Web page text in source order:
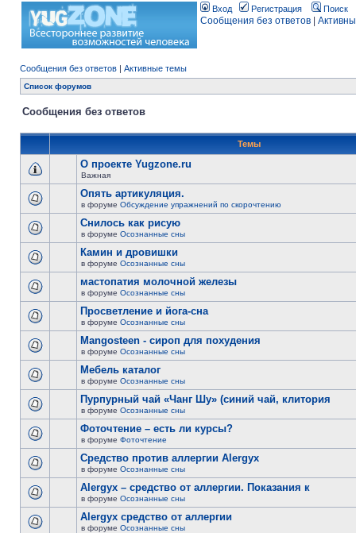
Вход Регистрация Поиск
Сообщения без ответов
Сообщения без ответов | Активные темы
Список форумов
Сообщения без ответов
Темы
О проекте Yugzone.ru
Важная
Опять артикуляция.
в форуме Обсуждение упражнений по скорочтению
Снилось как рисую
в форуме Осознанные сны
Камин и дровишки
в форуме Осознанные сны
мастопатия молочной железы
в форуме Осознанные сны
Просветление и йога-сна
в форуме Осознанные сны
Mangosteen - сироп для похудения
в форуме Осознанные сны
Мебель каталог
в форуме Осознанные сны
Пурпурный чай «Чанг Шу» (синий чай, клитория
в форуме Осознанные сны
Фоточтение – есть ли курсы?
в форуме Фоточтение
Cредство против аллергии Alergyx
в форуме Осознанные сны
Alergyx – средство от аллергии. Показания к
в форуме Осознанные сны
Alergyx средство от аллергии
в форуме Осознанные сны